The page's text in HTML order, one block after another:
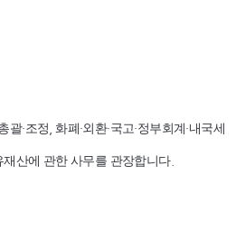
·조정, 화폐·외환·국고·정부회계·내국세
산에 관한 사무를 관장합니다.